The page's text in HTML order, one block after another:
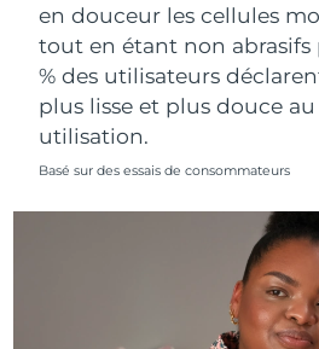
en douceur les cellules
tout en étant non abrasifs
% des utilisateurs
plus lisse et plus douce
utilisation.
Basé sur des essais de consommateurs